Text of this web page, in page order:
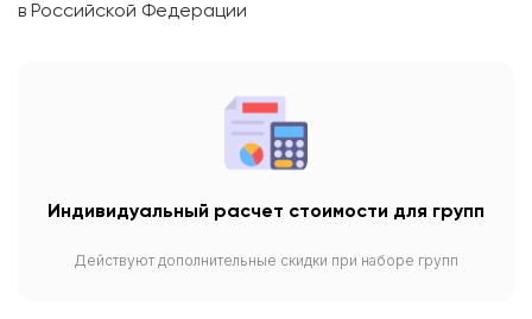
в Российской Федерации
Индивидуальный расчет стоимости для групп
Действуют дополнительные скидки при наборе групп